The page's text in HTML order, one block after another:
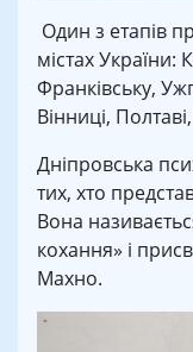
Один з етапів
містах України:
Франківську,
Вінниці,
Дніпровська
тих, хто
Вона
кохання» і
Махно.